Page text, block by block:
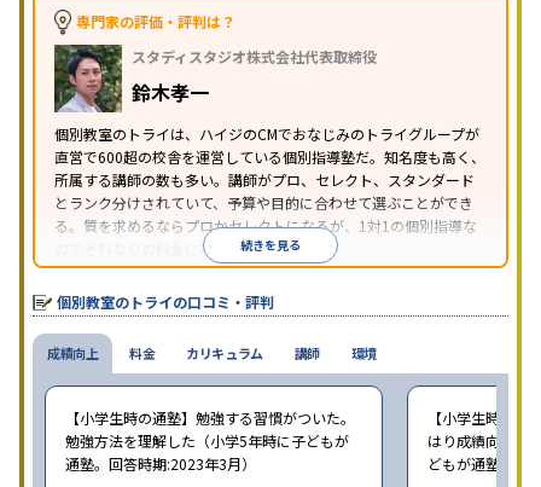
特徴
中高一貫校生に対応
応
学習にPC・タブレットを利用
科目から受講可能季節講習のみの受講可
の子どもに対応
※2023年3月調査。
専門家の評価・評判は？
スタディスタジオ株式会社代表取締役
鈴木孝一
個別教室のトライは、ハイジのCMでおなじみのトライグループが
直営で600超の校舎を運営している個別指導塾だ。知名度も高く、
所属する講師の数も多い。講師がプロ、セレクト、スタンダード
とランク分けされていて、予算や目的に合わせて選ぶことができ
る。質を求めるならプロかセレクトになるが、1対1の個別指導な
のでそれなりの料金になる。続きを見る
個別教室のトライの口コミ・評判
成績向上
【小学生時の通塾】勉強する習慣がついた。
勉強方法を理解した（小学5年時に子どもが
通塾。回答時期:2023年3月）
【小学生時の通
はり成績向上に
どもが通塾。回
料金 カリキュラム 講師 環境